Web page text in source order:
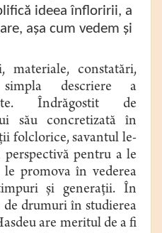
ideea înfloririi, a
așa cum vedem și
materiale, constatări,
simpla descriere a
Îndrăgostit de
său concretizată în
folclorice, savantul le-
pentru a le
promova în vederea
și generații. În
de drumuri în studierea
are meritul de a fi